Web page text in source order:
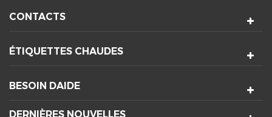
CONTACTS
ÉTIQUETTES CHAUDES
BESOIN DAIDE
DERNIÈRES NOUVELLES